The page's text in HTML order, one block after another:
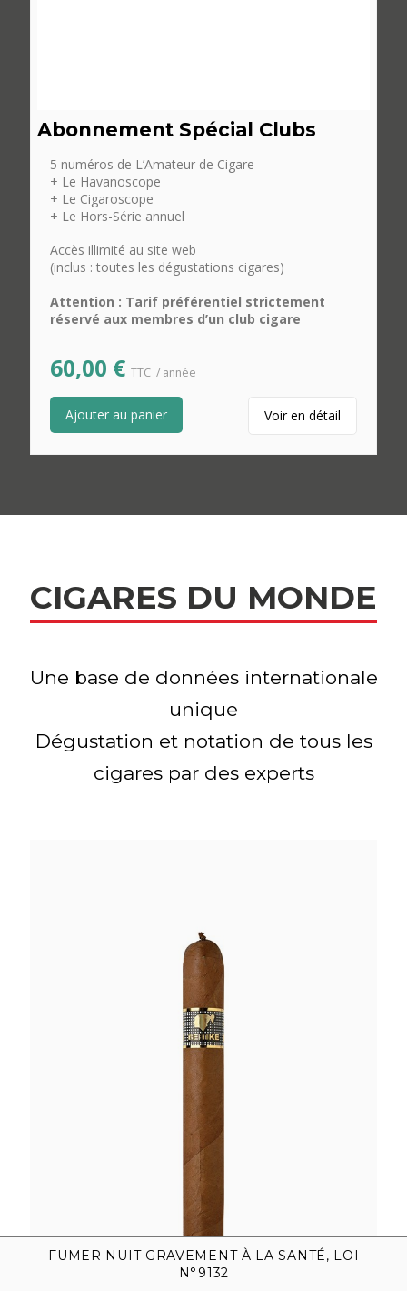
Abonnement Spécial Clubs
5 numéros de L’Amateur de Cigare
+ Le Havanoscope
+ Le Cigaroscope
+ Le Hors-Série annuel
Accès illimité au site web
(inclus : toutes les dégustations cigares)
Attention : Tarif préférentiel strictement
réservé aux membres d’un club cigare
60,00 € TTC / année
Ajouter au panier Voir en détail
CIGARES DU MONDE
Une base de données internationale
unique
Dégustation et notation de tous les
cigares par des experts
Cohiba Behike
FUMER NUIT GRAVEMENT À LA SANTÉ, LOI
N°9132